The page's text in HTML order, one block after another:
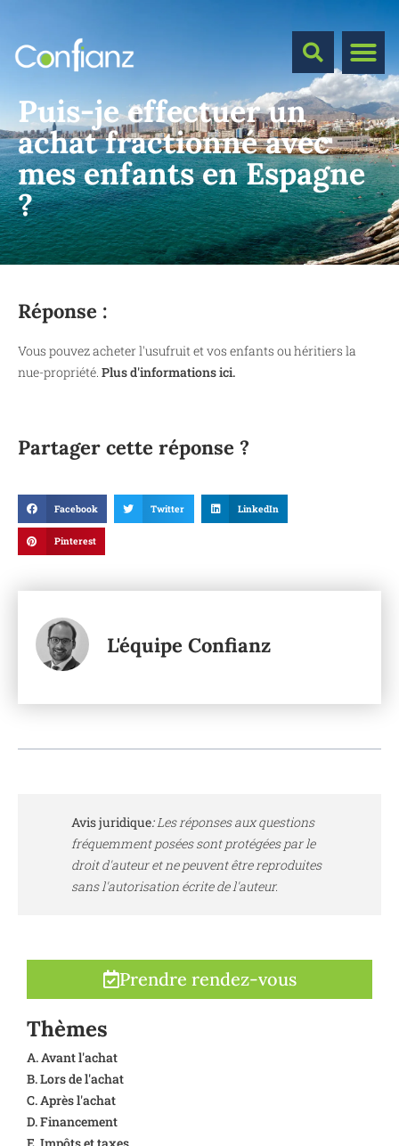
Puis-je effectuer un
achat fractionné avec
mes enfants en Espagne
?
Réponse :
Vous pouvez acheter l'usufruit et vos enfants ou héritiers la
nue-propriété. Plus d'informations ici.
Partager cette réponse ?
Facebook Twitter LinkedIn
Pinterest
L'équipe Confianz
Avis juridique:Les réponses aux questions
fréquemment posées sont protégées par le
droit d'auteur et ne peuvent être reproduites
sans l'autorisation écrite de l'auteur.
Prendre rendez-vous
Thèmes
A. Avant l'achat
B. Lors de l'achat
C. Après l'achat
D. Financement